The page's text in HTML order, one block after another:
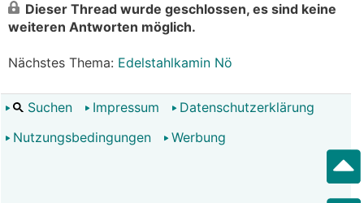
Dieser Thread wurde geschlossen, es sind keine
weiteren Antworten möglich.
Nächstes Thema: Edelstahlkamin Nö
Suchen Impressum
Datenschutzerklärung
Nutzungsbedingungen
Werbung